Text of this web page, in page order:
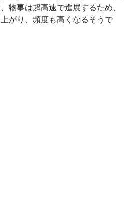
物事は超高速で進展するため、
がり、頻度も高くなるそうで